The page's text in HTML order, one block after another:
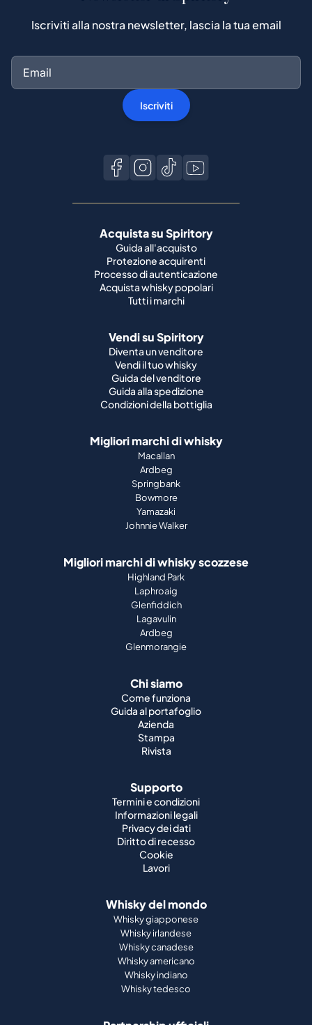
Iscriviti alla nostra newsletter, lascia la tua email
Iscriviti
Acquista su Spiritory
Guida all'acquisto
Protezione acquirenti
Processo di autenticazione
Acquista whisky popolari
Tutti i marchi
Vendi su Spiritory
Diventa un venditore
Vendi il tuo whisky
Guida del venditore
Guida alla spedizione
Condizioni della bottiglia
Migliori marchi di whisky
Macallan
Ardbeg
Springbank
Bowmore
Yamazaki
Johnnie Walker
Migliori marchi di whisky scozzese
Highland Park
Laphroaig
Glenfiddich
Lagavulin
Ardbeg
Glenmorangie
Chi siamo
Come funziona
Guida al portafoglio
Azienda
Stampa
Rivista
Supporto
Termini e condizioni
Informazioni legali
Privacy dei dati
Diritto di recesso
Cookie
Lavori
Whisky del mondo
Whisky giapponese
Whisky irlandese
Whisky canadese
Whisky americano
Whisky indiano
Whisky tedesco